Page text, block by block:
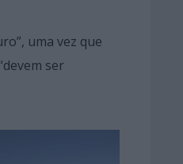
uma vez que
ser